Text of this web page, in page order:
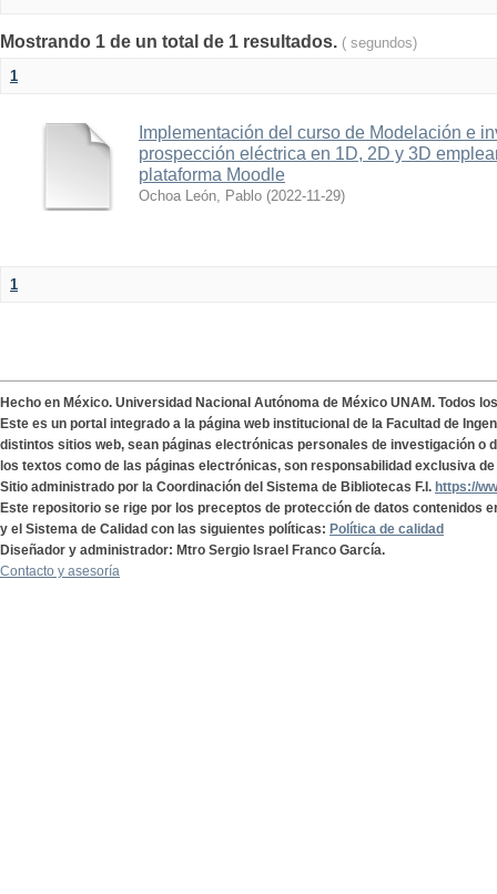
Mostrando 1 de un total de 1 resultados. ( segundos)
1
Implementación del curso de Modelación e
prospección eléctrica en 1D, 2D y 3D
plataforma Moodle
Ochoa León, Pablo (2022-11-29)
1
Hecho en México. Universidad Nacional Autónoma de México UNAM. Todos
Este es un portal integrado a la página web institucional de la Facultad de
distintos sitios web, sean páginas electrónicas personales de investigación o
los textos como de las páginas electrónicas, son responsabilidad exclusiva
Sitio administrado por la Coordinación del Sistema de Bibliotecas F.I. https://
Este repositorio se rige por los preceptos de protección de datos contenidos
y el Sistema de Calidad con las siguientes políticas: Política de calidad
Diseñador y administrador: Mtro Sergio Israel Franco García.
Contacto y asesoría